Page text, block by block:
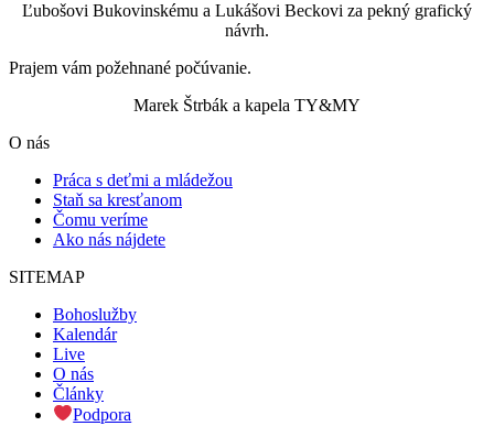
Ľubošovi Bukovinskému a Lukášovi Beckovi za pekný grafický
návrh.
Prajem vám požehnané počúvanie.
Marek Štrbák a kapela TY&MY
Scroll
O nás
Práca s deťmi a mládežou
Staň sa kresťanom
Čomu veríme
Ako nás nájdete
SITEMAP
Bohoslužby
Kalendár
Live
O nás
Články
Podpora